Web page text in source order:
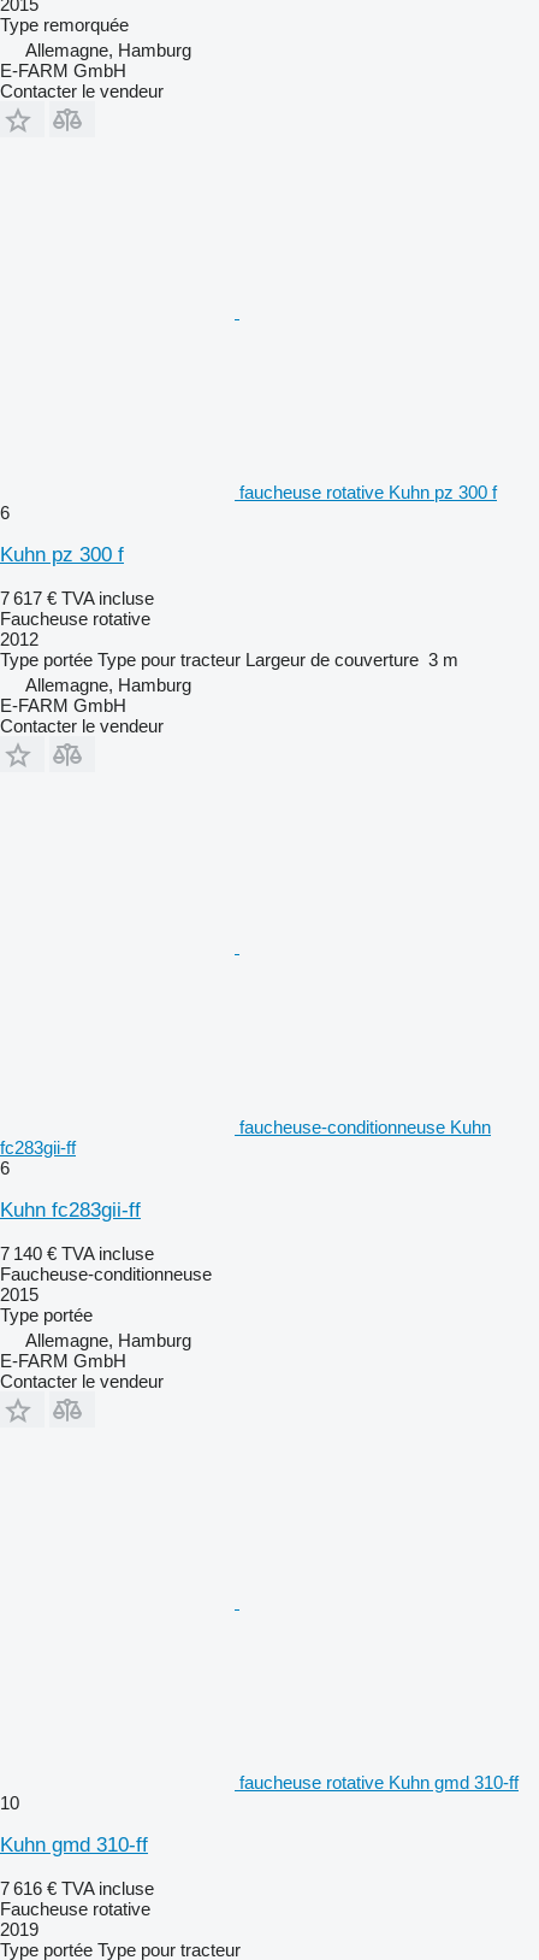
Type remorquée
Allemagne, Hamburg
E-FARM GmbH
Contacter le vendeur
faucheuse rotative Kuhn pz 300 f
6
Kuhn pz 300 f
7 617 € TVA incluse
Faucheuse rotative
2012
Type portée Type pour tracteur Largeur de couverture 3 m
Allemagne, Hamburg
E-FARM GmbH
Contacter le vendeur
faucheuse-conditionneuse Kuhn
fc283gii-ff
6
Kuhn fc283gii-ff
7 140 € TVA incluse
Faucheuse-conditionneuse
2015
Type portée
Allemagne, Hamburg
E-FARM GmbH
Contacter le vendeur
faucheuse rotative Kuhn gmd 310-ff
10
Kuhn gmd 310-ff
7 616 € TVA incluse
Faucheuse rotative
2019
Type portée Type pour tracteur